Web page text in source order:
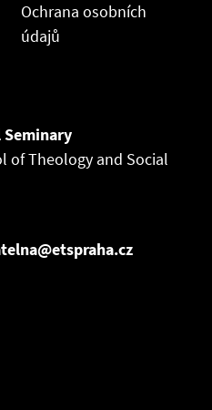
Ochrana osobních
údajů
of Theology and Social